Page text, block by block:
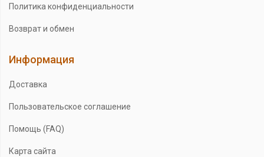
Политика конфиденциальности
Возврат и обмен
Информация
Доставка
Пользовательское соглашение
Помощь (FAQ)
Карта сайта